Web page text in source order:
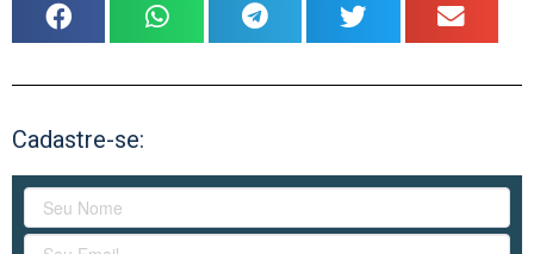
Cadastre-se: